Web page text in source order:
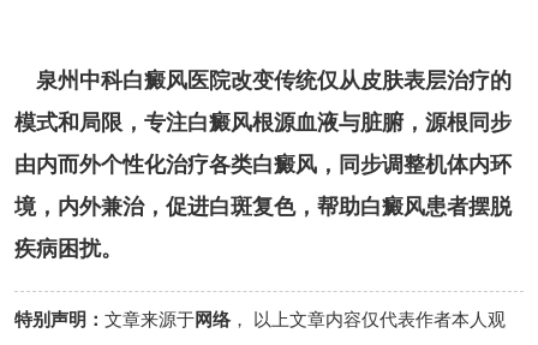
泉州中科白癜风医院改变传统仅从皮肤表层治疗的
模式和局限，专注白癜风根源血液与脏腑，源根同步
由内而外个性化治疗各类白癜风，同步调整机体内环
境，内外兼治，促进白斑复色，帮助白癜风患者摆脱
疾病困扰。
特别声明： 文章来源于网络， 以上文章内容仅代表作者本人观